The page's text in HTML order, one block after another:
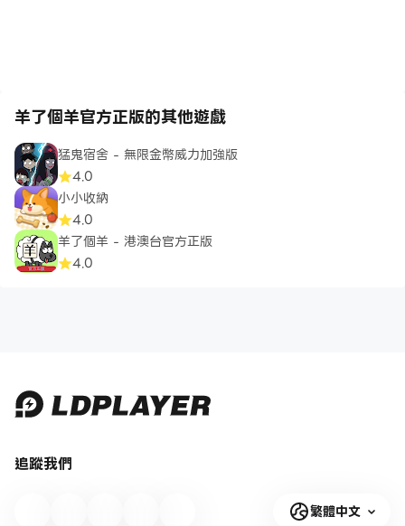
羊了個羊官方正版的其他遊戲
猛鬼宿舍 - 無限金幣威力加強版
4.0
小小收納
4.0
羊了個羊 - 港澳台官方正版
4.0
追蹤我們
繁體中文